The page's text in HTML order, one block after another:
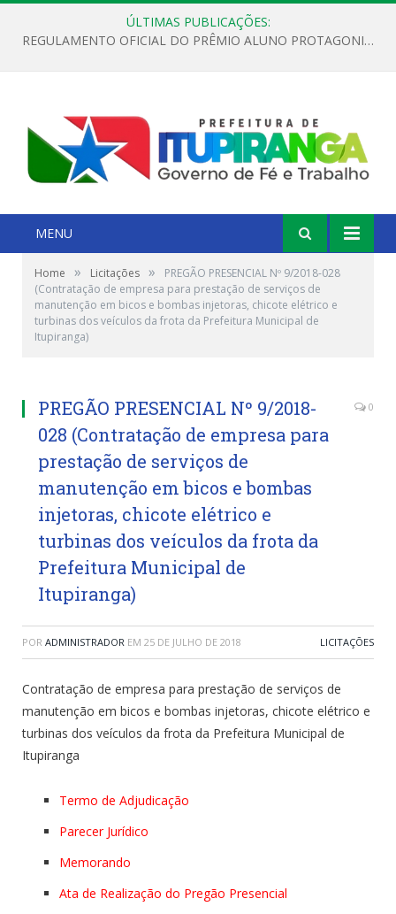
ÚLTIMAS PUBLICAÇÕES:
REGULAMENTO OFICIAL DO PRÊMIO ALUNO PROTAGONISTA – EDIÇÃO 2026
MENU
Home » Licitações »
PREGÃO PRESENCIAL Nº 9/2018-028
(Contratação de empresa para prestação de serviços de
manutenção em bicos e bombas injetoras, chicote elétrico e
turbinas dos veículos da frota da Prefeitura Municipal de
Itupiranga)
PREGÃO PRESENCIAL Nº 9/2018-
028 (Contratação de empresa para
prestação de serviços de
manutenção em bicos e bombas
injetoras, chicote elétrico e
turbinas dos veículos da frota da
Prefeitura Municipal de
Itupiranga)
0
POR ADMINISTRADOR EM 25 DE JULHO DE 2018 LICITAÇÕES
Contratação de empresa para prestação de serviços de
manutenção em bicos e bombas injetoras, chicote elétrico e
turbinas dos veículos da frota da Prefeitura Municipal de
Itupiranga
Termo de Adjudicação
Parecer Jurídico
Memorando
Ata de Realização do Pregão Presencial